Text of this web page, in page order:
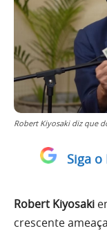
Robert Kiyosaki diz que
Siga
Robert Kiyosaki
crescente